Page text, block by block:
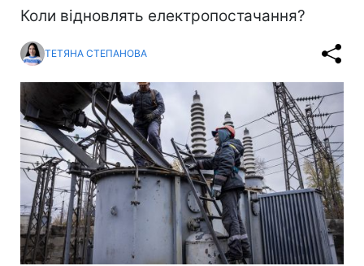
Коли відновлять електропостачання?
ТЕТЯНА СТЕПАНОВА